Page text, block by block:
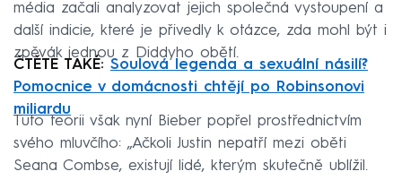
média začali analyzovat jejich společná vystoupení a
další indicie, které je přivedly k otázce, zda mohl být i
zpěvák jednou z Diddyho obětí.
ČTĚTE TAKÉ: Soulová legenda a sexuální násilí?
Pomocnice v domácnosti chtějí po Robinsonovi
miliardu
Tuto teorii však nyní Bieber popřel prostřednictvím
svého mluvčího: „Ačkoli Justin nepatří mezi oběti
Seana Combse, existují lidé, kterým skutečně ublížil.